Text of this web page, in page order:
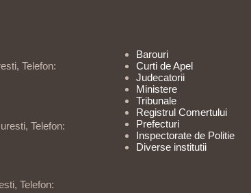
Telefon:
Telefon:
Telefon:
Barouri
Curti de Apel
Judecatorii
Ministere
Tribunale
Registrul Comertului
Prefecturi
Inspectorate de Politie
Diverse institutii